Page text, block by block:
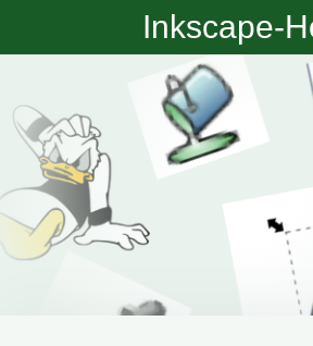
hoofdinhoud
Inkscape-